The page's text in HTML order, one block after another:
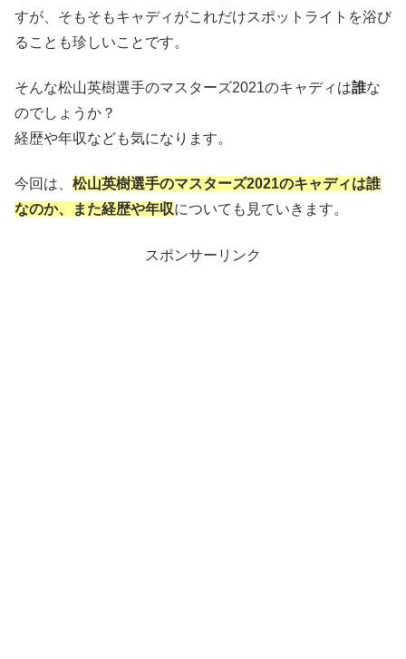
すが、そもそもキャディがこれだけスポットライトを浴び
ることも珍しいことです。
そんな松山英樹選手のマスターズ2021のキャディは誰な
のでしょうか？
経歴や年収なども気になります。
今回は、 松山英樹選手のマスターズ2021のキャディは誰
なのか、また経歴や年収についても見ていきます。
スポンサーリンク